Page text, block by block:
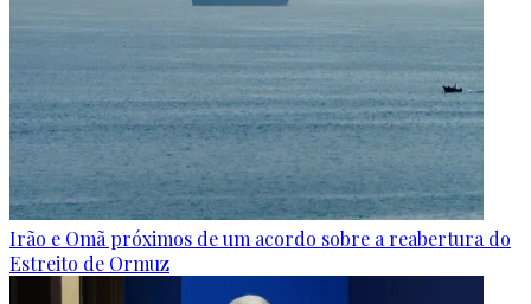
Irão e Omã próximos de um acordo sobre a reabertura do
Estreito de Ormuz